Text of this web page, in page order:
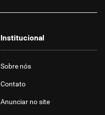
Institucional
Sobre nós
Contato
Anunciar no site